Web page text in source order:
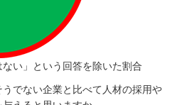
い」という回答を除いた割合
でない企業と比べて人材の採用や